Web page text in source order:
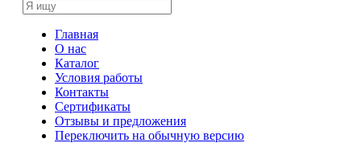
Главная
О нас
Каталог
Условия работы
Контакты
Сертификаты
Отзывы и предложения
Переключить на обычную версию